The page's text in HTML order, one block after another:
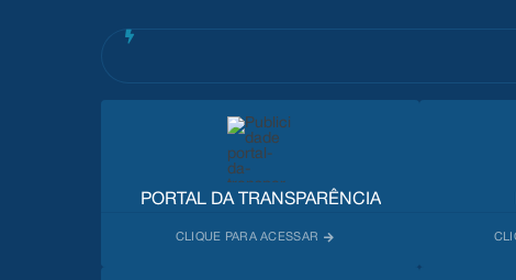
PORTAL DA TRANSPARÊNCIA